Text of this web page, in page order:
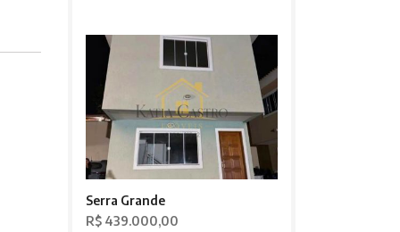
Serra Grande
R$ 439.000,00